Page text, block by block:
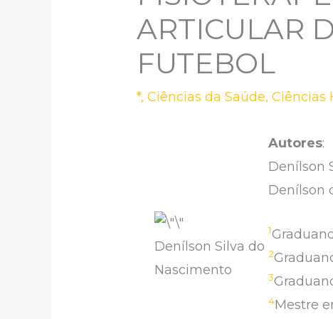
ARTICULAR
FUTEBOL
*,Ciências da Saúde,Ciências
Denílson Silva do
Nascimento
Autores:
Denílson
Denílson
1
2
3
4Mestre